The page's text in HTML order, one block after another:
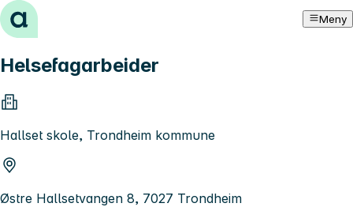
Hopp til innhold Meny
Helsefagarbeider
Hallset skole, Trondheim kommune
Østre Hallsetvangen 8, 7027 Trondheim